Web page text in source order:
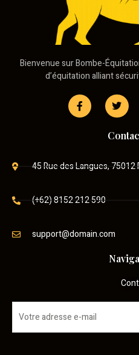
Bienvenue sur Bombe-
d’équitation alliant
45 Rue des Langues, 75012
(+62) 8152 212 590
support@domain.com